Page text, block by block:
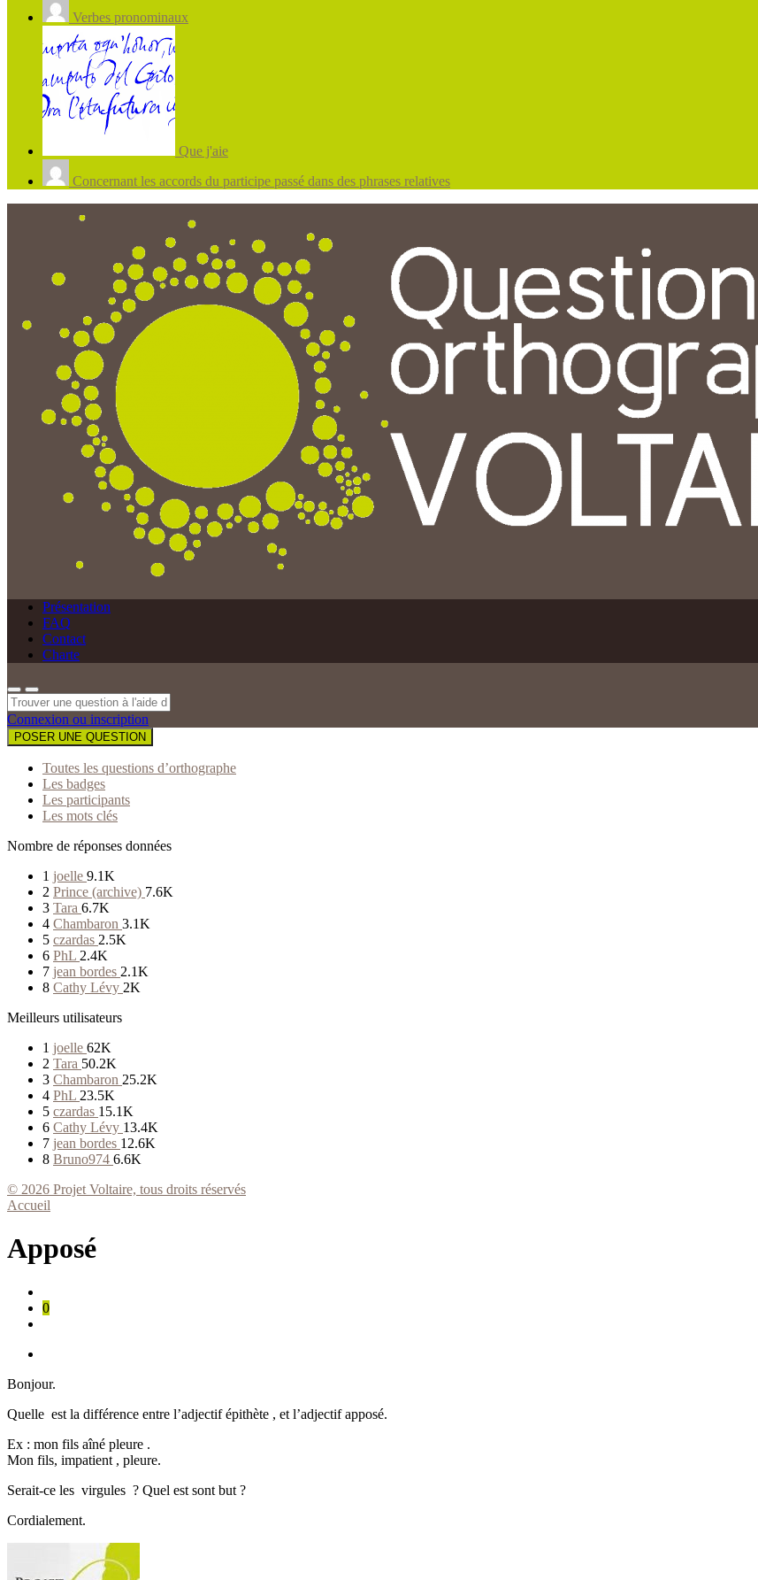
Verbes pronominaux
Que j'aie
Concernant les accords du participe passé dans des phrases relatives
Présentation
FAQ
Contact
Charte
Connexion ou inscription
POSER UNE QUESTION
Toutes les questions d’orthographe
Les badges
Les participants
Les mots clés
Nombre de réponses données
1 joelle 9.1K
2 Prince (archive) 7.6K
3 Tara 6.7K
4 Chambaron 3.1K
5 czardas 2.5K
6 PhL 2.4K
7 jean bordes 2.1K
8 Cathy Lévy 2K
Meilleurs utilisateurs
1 joelle 62K
2 Tara 50.2K
3 Chambaron 25.2K
4 PhL 23.5K
5 czardas 15.1K
6 Cathy Lévy 13.4K
7 jean bordes 12.6K
8 Bruno974 6.6K
© 2026 Projet Voltaire, tous droits réservés
Accueil
Apposé
0
Bonjour.
Quelle est la différence entre l’adjectif épithète , et l’adjectif apposé.
Ex : mon fils aîné pleure .
Mon fils, impatient , pleure.
Serait-ce les virgules ? Quel est sont but ?
Cordialement.